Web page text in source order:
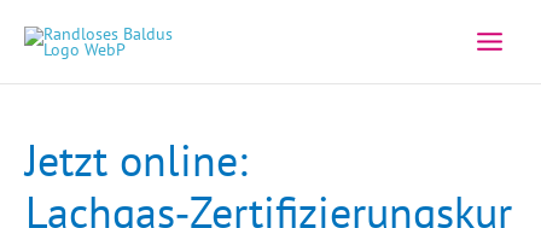
Inhalt
springen
Jetzt online:
Lachgas‑Zertifizierungskur